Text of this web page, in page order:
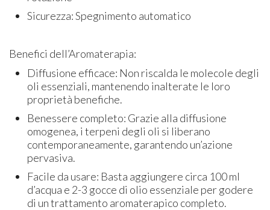
Sicurezza: Spegnimento automatico
Benefici dell’Aromaterapia:
Diffusione efficace: Non riscalda le molecole degli
oli essenziali, mantenendo inalterate le loro
proprietà benefiche.
Benessere completo: Grazie alla diffusione
omogenea, i terpeni degli oli si liberano
contemporaneamente, garantendo un’azione
pervasiva.
Facile da usare: Basta aggiungere circa 100 ml
d’acqua e 2-3 gocce di olio essenziale per godere
di un trattamento aromaterapico completo.